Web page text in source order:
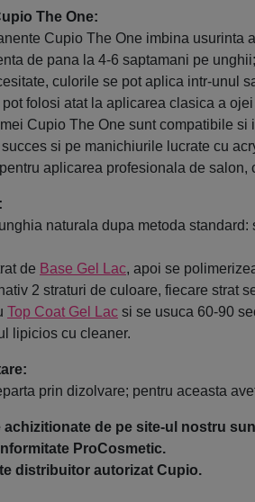
The One:
Cupio The One imbina usurinta
de pana la 4-6 saptamani pe unghii;
culorile se pot aplica intr-unul
folosi atat la aplicarea clasica a
Cupio The One sunt compatibile si
si pe manichiurile lucrate cu
aplicarea profesionala de
naturala dupa metoda
de Base Gel Lac, apoi se
2 straturi de culoare, fiecare strat
Top Coat Gel Lac si se usuca 60-90
lipicios cu cleaner.
prin dizolvare; pentru aceasta
achizitionate de pe site-ul nostru
ProCosmetic.
distribuitor autorizat Cupio.